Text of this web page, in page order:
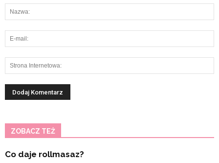
ZOBACZ TEŻ
Co daje rollmasaz?